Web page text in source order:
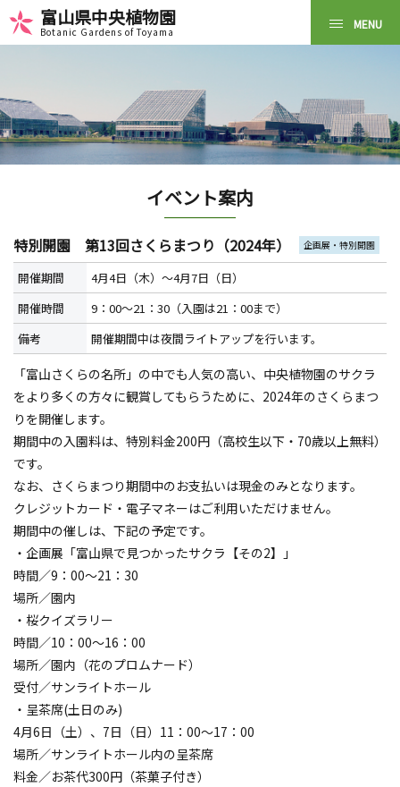
富山県中央植物園
Botanic Gardens of Toyama
イベント案内
特別開園 第13回さくらまつり（2024年） 企画展・特別開園
開催期間
4月4日（木）～4月7日（日）
開催時間
9：00～21：30（入園は21：00まで）
備考
開催期間中は夜間ライトアップを行います。
「富山さくらの名所」の中でも人気の高い、中央植物園のサクラ
をより多くの方々に観賞してもらうために、2024年のさくらまつ
りを開催します。
期間中の入園料は、特別料金200円（高校生以下・70歳以上無料）
です。
なお、さくらまつり期間中のお支払いは現金のみとなります。
クレジットカード・電子マネーはご利用いただけません。
期間中の催しは、下記の予定です。
・企画展「富山県で見つかったサクラ【その2】」
時間／9：00～21：30
場所／園内
・桜クイズラリー
時間／10：00～16：00
場所／園内（花のプロムナード）
受付／サンライトホール
・呈茶席(土日のみ)
4月6日（土）、7日（日）11：00～17：00
場所／サンライトホール内の呈茶席
料金／お茶代300円（茶菓子付き）